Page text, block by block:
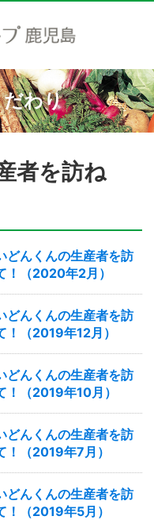
わり
者を訪ね
どんくんの生産者を訪
！（2020年2月）
どんくんの生産者を訪
！（2019年12月）
どんくんの生産者を訪
！（2019年10月）
どんくんの生産者を訪
！（2019年7月）
どんくんの生産者を訪
！（2019年5月）